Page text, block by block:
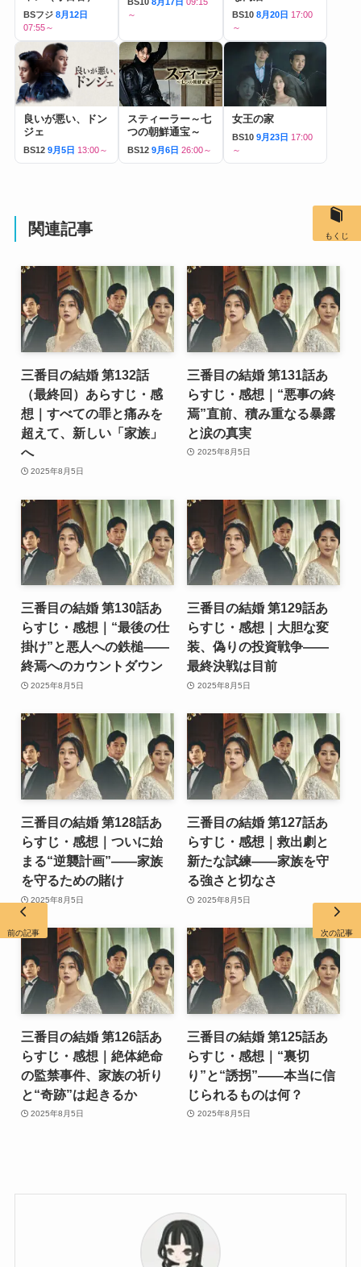
BSフジ 8月12日
07:55～
～
BS10 8月20日 17:00
～
良いが悪い、ドン
ジェ
BS12 9月5日 13:00～
スティーラー～七
つの朝鮮通宝～
BS12 9月6日 26:00～
女王の家
BS10 9月23日 17:00
～
関連記事
三番目の結婚 第132話
（最終回）あらすじ・感
想｜すべての罪と痛みを
超えて、新しい「家族」
へ
2025年8月5日
三番目の結婚 第131話あ
らすじ・感想｜“悪事の終
焉”直前、積み重なる暴露
と涙の真実
2025年8月5日
三番目の結婚 第130話あ
らすじ・感想｜“最後の仕
掛け”と悪人への鉄槌――
終焉へのカウントダウン
2025年8月5日
三番目の結婚 第129話あ
らすじ・感想｜大胆な変
装、偽りの投資戦争――
最終決戦は目前
2025年8月5日
三番目の結婚 第128話あ
らすじ・感想｜ついに始
まる“逆襲計画”――家族
を守るための賭け
2025年8月5日
三番目の結婚 第127話あ
らすじ・感想｜救出劇と
新たな試練――家族を守
る強さと切なさ
2025年8月5日
三番目の結婚 第126話あ
らすじ・感想｜絶体絶命
の監禁事件、家族の祈り
と“奇跡”は起きるか
2025年8月5日
三番目の結婚 第125話あ
らすじ・感想｜“裏切
り”と“誘拐”――本当に信
じられるものは何？
2025年8月5日
前の記事 次の記事
もくじ